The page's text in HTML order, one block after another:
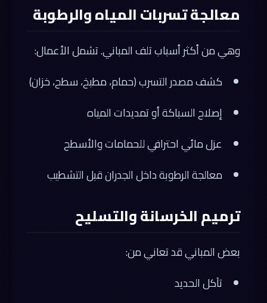
معالجة تسربات المياه والرطوبة
وهي من أكثر أسباب تلف المباني. تشمل الأعمال:
كشف مصدر التسرب (حمام، مطبخ، سطح، خزان)
إصلاح السباكة أو تمديدات المياه
عزل مائي احترافي للحمامات والأسطح
معالجة الرطوبة داخل الجدران قبل التشطيب
ترميم الخرسانة والتسليح
بعض المباني قد تعاني من:
تآكل الحديد